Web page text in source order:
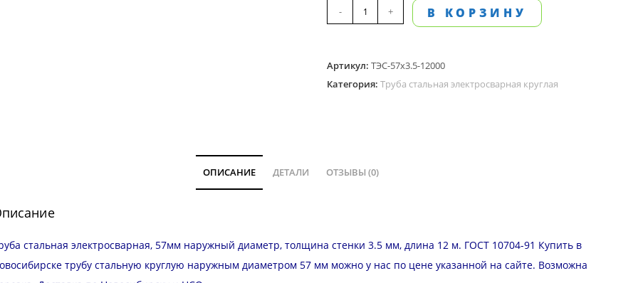
Количество
товара
стальная
электросварная,
стенка
12
м
- + В КОРЗИНУ
Артикул:ТЭС-57х3.5-12000
Категория:Труба стальная электросварная круглая
ОПИСАНИЕ ДЕТАЛИ ОТЗЫВЫ (0)
стальная электросварная, 57мм наружный диаметр, толщина стенки 3.5 мм, длина 12 м. ГОСТ 10704-91 Купить в
трубу стальную круглую наружным диаметром 57 мм можно у нас по цене указанной на сайте. Возможна